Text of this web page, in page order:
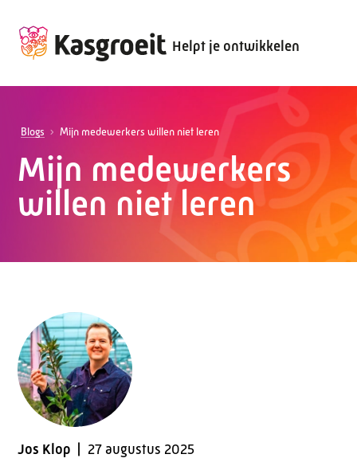
Helpt je ontwikkelen
Blogs Mijn medewerkers willen niet leren
Mijn medewerkers
willen niet leren
Jos Klop
27 augustus 2025